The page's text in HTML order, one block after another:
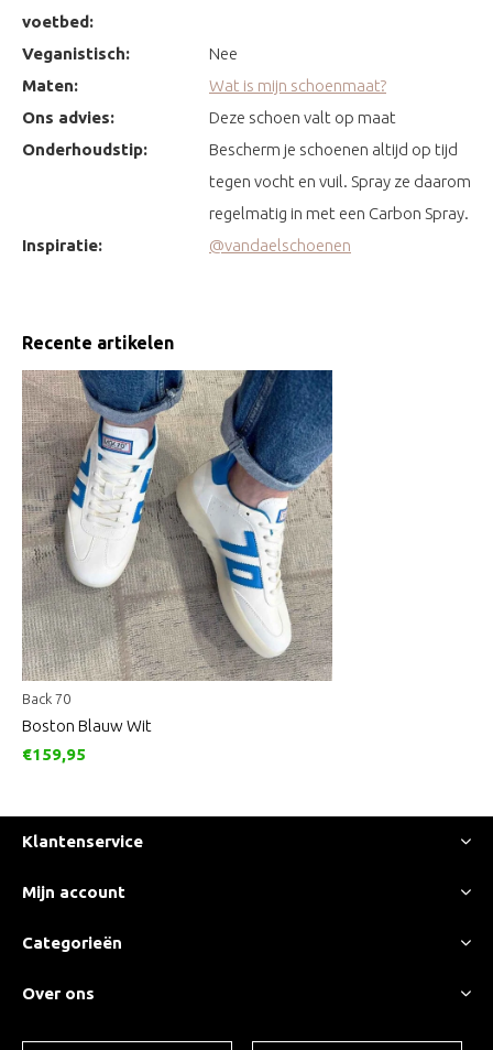
voetbed:
Veganistisch:
Nee
Maten:
Wat is mijn schoenmaat?
Ons advies:
Deze schoen valt op maat
Onderhoudstip:
Bescherm je schoenen altijd op tijd
tegen vocht en vuil. Spray ze daarom
regelmatig in met een Carbon Spray.
Inspiratie:
@vandaelschoenen
Recente artikelen
Back 70
Boston Blauw Wit
€159,95
Klantenservice
Mijn account
Categorieën
Over ons